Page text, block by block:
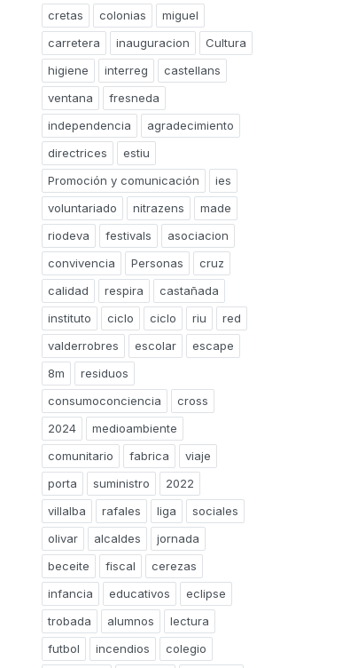
cretas colonias
miguel
carretera
inauguracion
Cultura
higiene
interreg
castellans
ventana
fresneda
independencia
agradecimiento
directrices
estiu
Promoción y comunicación
ies
voluntariado
nitrazens
made
riodeva
festivals
asociacion
convivencia
Personas
cruz
calidad
respira
castañada
instituto
ciclo ciclo riu
red
valderrobres
escolar
escape
8m
residuos
consumoconciencia
cross
2024
medioambiente
comunitario
fabrica
viaje
porta
suministro
2022
villalba
rafales liga
sociales
olivar
alcaldes
jornada
beceite
fiscal
cerezas
infancia
educativos
eclipse
trobada
alumnos
lectura
futbol
incendios
colegio